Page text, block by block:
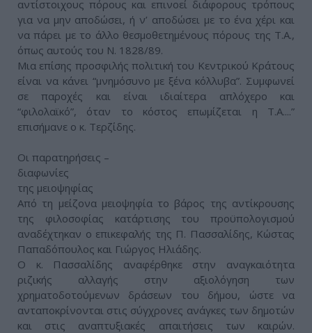
αντίστοιχους πόρους και επινοεί διάφορους τρόπους
για να μην αποδώσει, ή ν’ αποδώσει με το ένα χέρι και
να πάρει με το άλλο θεσμοθετημένους πόρους της Τ.Α.,
όπως αυτούς του Ν. 1828/89.
Μια επίσης προσφιλής πολιτική του Κεντρικού Κράτους
είναι να κάνει “μνημόσυνο με ξένα κόλλυβα”. Συμφωνεί
σε παροχές και είναι ιδιαίτερα απλόχερο και
“φιλολαϊκό”, όταν το κόστος επωμίζεται η Τ.Α....”
επισήμανε ο κ. Τερζίδης.
Οι παρατηρήσεις –
διαφωνίες
της μειοψηφίας
Από τη μείζονα μειοψηφία το βάρος της αντίκρουσης
της φιλοσοφίας κατάρτισης του προϋπολογισμού
αναδέχτηκαν ο επικεφαλής της Π. Πασσαλίδης, Κώστας
Παπαδόπουλος και Γιώργος Ηλιάδης.
Ο κ. Πασσαλίδης αναφέρθηκε στην αναγκαιότητα
ριζικής αλλαγής στην αξιολόγηση των
χρηματοδοτούμενων δράσεων του δήμου, ώστε να
ανταποκρίνονται στις σύγχρονες ανάγκες των δημοτών
και στις αναπτυξιακές απαιτήσεις των καιρών.